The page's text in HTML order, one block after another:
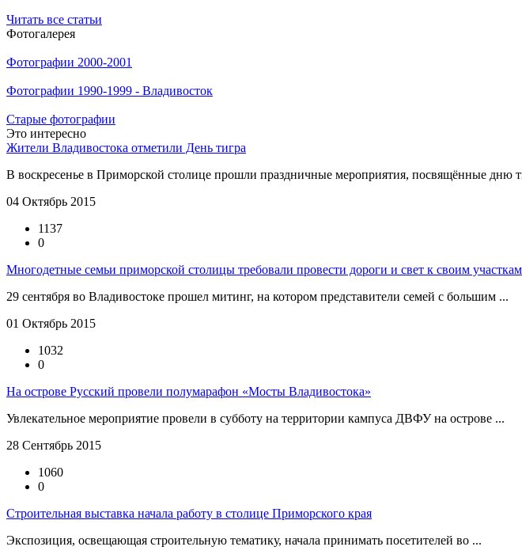
Читать все статьи
Фотогалерея
Фотографии 2000-2001
Фотографии 1990-1999 - Владивосток
Старые фотографии
Это интересно
Жители Владивостока отметили День тигра
В воскресенье в Приморской столице прошли праздничные мероприятия, посвящённые дню
04 Октябрь 2015
1137
0
Многодетные семьи приморской столицы требовали провести дороги и свет к своим участкам
29 сентября во Владивостоке прошел митинг, на котором представители семей с большим ...
01 Октябрь 2015
1032
0
На острове Русский провели полумарафон «Мосты Владивостока»
Увлекательное мероприятие провели в субботу на территории кампуса ДВФУ на острове ...
28 Сентябрь 2015
1060
0
Строительная выставка начала работу в столице Приморского края
Экспозиция, освещающая строительную тематику, начала принимать посетителей во ...